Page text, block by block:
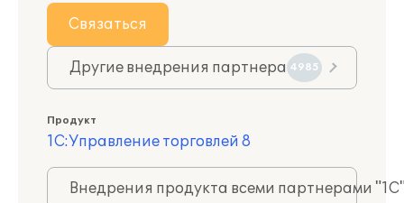
Связаться
Другие внедрения партнера 4985
Продукт
1С:Управление торговлей 8
Внедрения продукта всеми партнерами